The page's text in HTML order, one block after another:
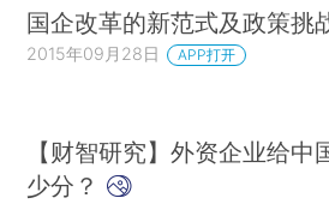
国企改革的新范式及政策挑
2015年09月28日 APP打开
【财智研究】外资企业给中
少分？